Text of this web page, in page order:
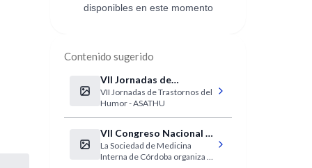
disponibles en este momento
Contenido sugerido
VII Jornadas de
Trastornos del Humor:
ASATHU
VII Jornadas de Trastornos del
Humor - ASATHU
VII Congreso Nacional e
Internacional de
Medicina Interna
La Sociedad de Medicina
Interna de Córdoba organiza el